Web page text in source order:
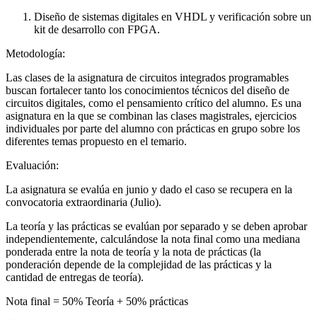
Diseño de sistemas digitales en VHDL y verificación sobre un
kit de desarrollo con FPGA.
Metodología:
Las clases de la asignatura de circuitos integrados programables
buscan fortalecer tanto los conocimientos técnicos del diseño de
circuitos digitales, como el pensamiento crítico del alumno. Es una
asignatura en la que se combinan las clases magistrales, ejercicios
individuales por parte del alumno con prácticas en grupo sobre los
diferentes temas propuesto en el temario.
Evaluación:
La asignatura se evalúa en junio y dado el caso se recupera en la
convocatoria extraordinaria (Julio).
La teoría y las prácticas se evalúan por separado y se deben aprobar
independientemente, calculándose la nota final como una mediana
ponderada entre la nota de teoría y la nota de prácticas (la
ponderación depende de la complejidad de las prácticas y la
cantidad de entregas de teoría).
Nota final = 50% Teoría + 50% prácticas